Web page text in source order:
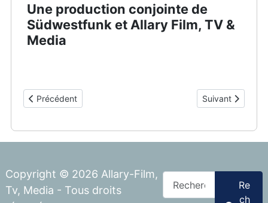
Une production conjointe de
Südwestfunk et Allary Film, TV &
Media
Article précédent : Login
Précédent Article suivant :
Suivant
Copyright © 2026 Allary-Film,
Tv, Media - Tous droits
Rechercher
Re
ch